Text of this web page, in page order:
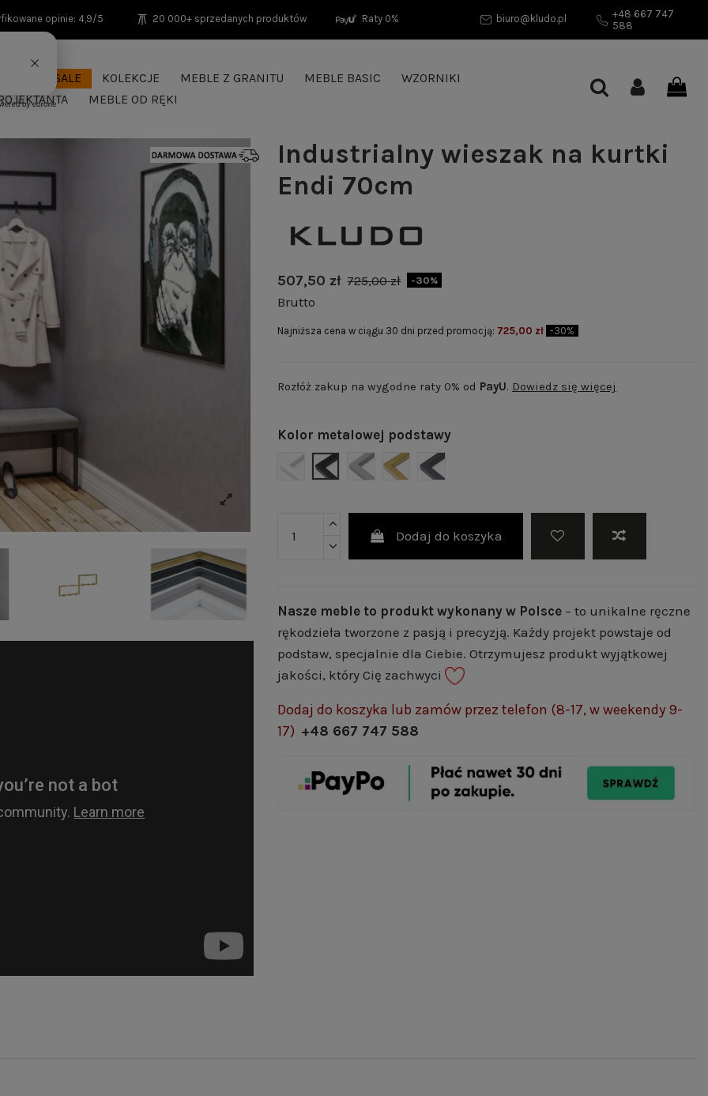
opinie: 4,9/5 20 000+ sprzedanych produktów Raty 0% biuro@kludo.pl
+48 667 747
588
SEASON SALE KOLEKCJE MEBLE Z GRANITU MEBLE BASIC
WZORNIKI
MEBLE OD RĘKI
Industrialny wieszak na kurtki
Endi 70cm
507,50 zł 725,00 zł -30%
Brutto
Najniższa cena w ciągu 30 dni przed promocją: 725,00 zł -30%
Rozłóż zakup na wygodne raty 0% od PayU. Dowiedz się więcej
Kolor metalowej podstawy
BIAŁY MAT | RAL 9003
CZARNY MAT | RAL 9005
SZARY MAT | RAL 7004
ZŁOTY POŁYSK | RAL 1036
GRAFITOWY MAT | RAL 7024
Dodaj do koszyka
Nasze meble to produkt wykonany w Polsce– to unikalne ręczne
rękodzieła tworzone z pasją i precyzją. Każdy projekt powstaje od
podstaw, specjalnie dla Ciebie. Otrzymujesz produkt wyjątkowej
jakości, który Cię zachwyci
Dodaj do koszyka lub zamów przez telefon (8-17, w weekendy 9-
17) +48 667 747 588